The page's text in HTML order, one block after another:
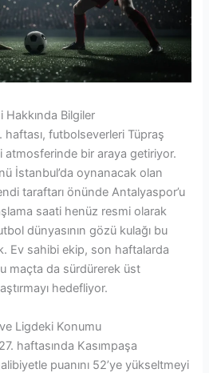
Bilgiler
haftası, futbolseverleri Tüpraş
atmosferinde bir araya getiriyor.
İstanbul’da oynanacak olan
taraftarı önünde Antalyaspor’u
saati henüz resmi olarak
dünyasının gözü kulağı bu
Ev sahibi ekip, son haftalarda
maçta da sürdürerek üst
hedefliyor.
Ligdeki Konumu
haftasında Kasımpaşa
puanını 52’ye yükseltmeyi